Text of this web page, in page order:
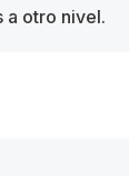
a otro nivel.